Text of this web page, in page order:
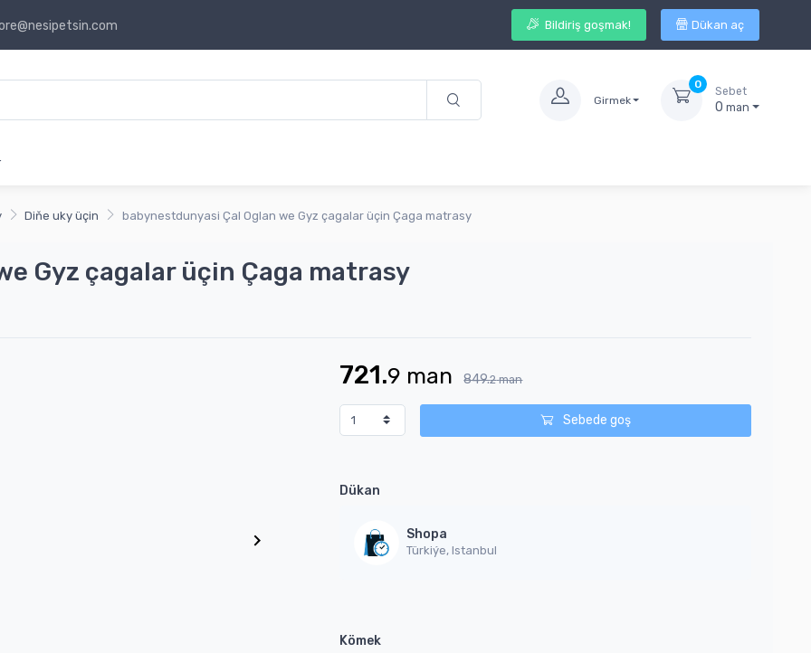
Bildiriş goşmak! Dükan aç
Girmek
0
Sebet
0man
Diňe uky üçin babynestdunyasi Çal Oglan we Gyz çagalar üçin Çaga matrasy
Gyz çagalar üçin Çaga matrasy
721.9 man 849.2 man
Sebede goş
Dükan
Shopa
Türkiýe, Istanbul
Kömek